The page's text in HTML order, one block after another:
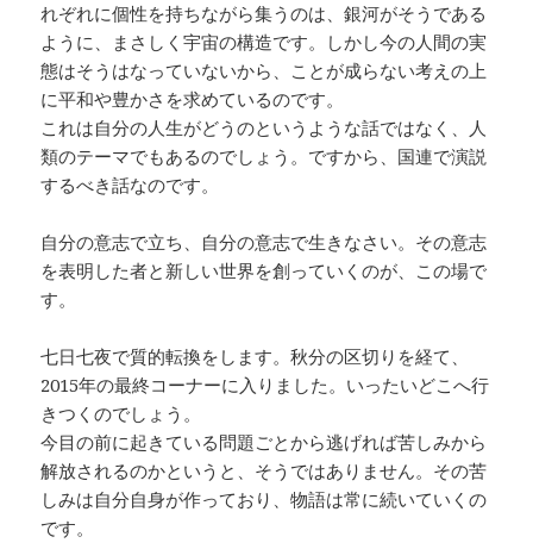
れぞれに個性を持ちながら集うのは、銀河がそうである
ように、まさしく宇宙の構造です。しかし今の人間の実
態はそうはなっていないから、ことが成らない考えの上
に平和や豊かさを求めているのです。
これは自分の人生がどうのというような話ではなく、人
類のテーマでもあるのでしょう。ですから、国連で演説
するべき話なのです。
自分の意志で立ち、自分の意志で生きなさい。その意志
を表明した者と新しい世界を創っていくのが、この場で
す。
七日七夜で質的転換をします。秋分の区切りを経て、
2015年の最終コーナーに入りました。いったいどこへ行
きつくのでしょう。
今目の前に起きている問題ごとから逃げれば苦しみから
解放されるのかというと、そうではありません。その苦
しみは自分自身が作っており、物語は常に続いていくの
です。